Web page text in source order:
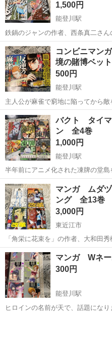
1,500円
能登川駅
鉄鍋のジャンの作者、西条真二さん
か、料理もします。 他の作品との
滋賀 東近江市 能登川駅
セット
コンビニマン
境の賭博ベッ
500円
能登川駅
主人公が麻雀で窮地に陥ってから敵
この作品が連載されていた頃には
ていたほどの影響力のある麻雀漫
の作品です。 同作者、押川雲...
滋賀 東近江市 能登川駅
コンビニコミック
バクト タイ
ン 全4巻
1,000円
能登川駅
半年前にアニメ化された凍牌の堂
牌の累計発行部数は300万部です。
のコンビニマンガの傑作選をお付
値引きします。
滋賀 東近江市 能登川駅
コンビニコミック
マンガ ムダ
ング 全13巻
3,000円
東近江市
「角栄に花束を」の作者、大和田
す。 シリーズ累計発行部数280万
談の尖閣諸島問題などをコメディッ
滋賀 東近江市 マンガ、コ
マンガ Wネ
300円
能登川駅
ヒロインの名前が天で、話題にな